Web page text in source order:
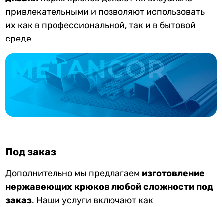
привлекательными и позволяют использовать
их как в профессиональной, так и в бытовой
среде
Под заказ
Дополнительно мы предлагаем изготовление
нержавеющих крюков любой сложности под
заказ. Наши услуги включают как